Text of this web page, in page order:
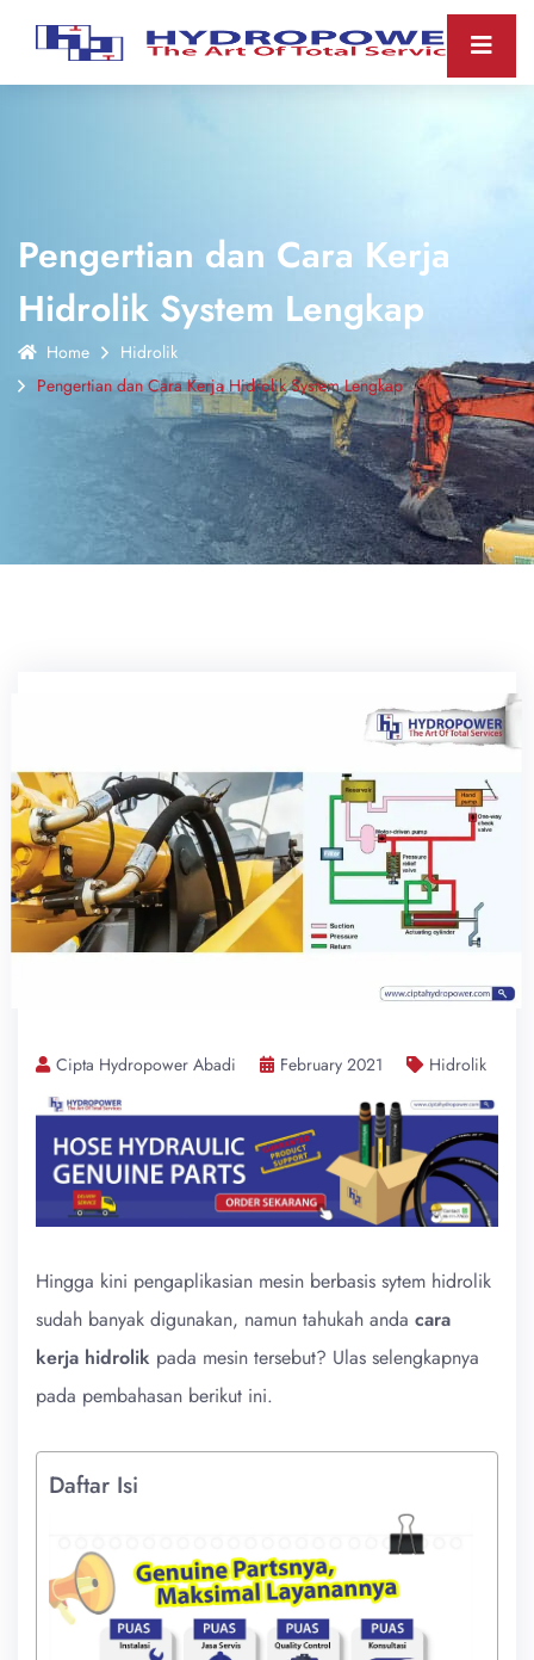
Pengertian dan Cara Kerja
Hidrolik System Lengkap
Home
Hidrolik
Pengertian dan Cara Kerja Hidrolik System Lengkap
Cipta Hydropower Abadi February 2021 Hidrolik
Hingga kini pengaplikasian mesin berbasis sytem hidrolik
sudah banyak digunakan, namun tahukah anda cara
kerja hidrolik pada mesin tersebut? Ulas selengkapnya
pada pembahasan berikut ini.
Daftar Isi